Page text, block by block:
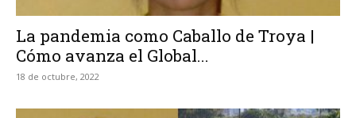
La pandemia como Caballo de Troya |
Cómo avanza el Global...
18 de octubre, 2022